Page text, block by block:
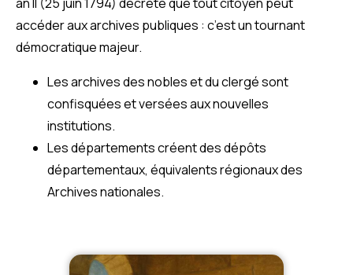
accéder aux archives publiques : c’est un tournant
démocratique majeur.
Les archives des nobles et du clergé sont
confisquées et versées aux nouvelles
institutions.
Les départements créent des dépôts
départementaux, équivalents régionaux des
Archives nationales.